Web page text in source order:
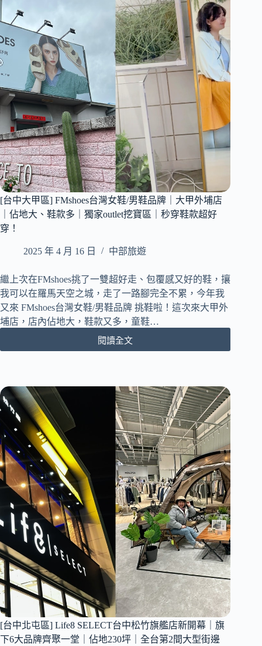
憂
谷
稻
田
秘
境
｜
台
中
秘
境
拍
照
打
卡
必
訪
｜
限
稻
田
美
景
｜
一
秒
金
黃
仙
境！
[台中大甲區] FMshoes台灣女鞋/男鞋品牌｜大甲外埔店
｜佔地大、鞋款多｜獨家outlet挖寶區｜秒穿鞋款超好
穿！
2025 年 4 月 16 日 中部旅遊
繼上次在FMshoes挑了一雙超好走、包覆感又好的鞋，攘
我可以在羅馬天空之城，走了一路腳完全不累，今年我
又來 FMshoes台灣女鞋/男鞋品牌 挑鞋啦！這次來大甲外
埔店，店內佔地大，鞋款又多，童鞋…
閱讀全文
[台
區]
FMshoes
台
灣
女
鞋/
男
鞋
品
牌
｜
大
甲
外
埔
店
｜
佔
地
大、
鞋
[台中北屯區] Life8 SELECT台中松竹旗艦店新開幕｜旗
下6大品牌齊聚一堂｜佔地230坪｜全台第2間大型街邊